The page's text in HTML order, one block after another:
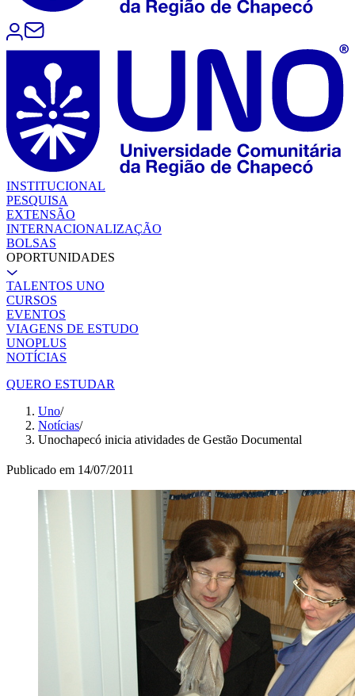
INSTITUCIONAL
PESQUISA
EXTENSÃO
INTERNACIONALIZAÇÃO
BOLSAS
OPORTUNIDADES
TALENTOS UNO
CURSOS
EVENTOS
VIAGENS DE ESTUDO
UNOPLUS
NOTÍCIAS
QUERO ESTUDAR
Uno/
Notícias/
Unochapecó inicia atividades de Gestão Documental
Publicado em 14/07/2011